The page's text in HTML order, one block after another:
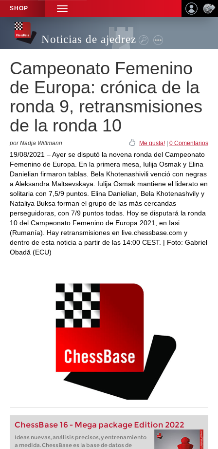
SHOP
TOGGLE
NAVIGATION
Noticias de ajedrez
Campeonato Femenino
de Europa: crónica de la
ronda 9, retransmisiones
de la ronda 10
por Nadja Wittmann Me gusta! 0 Comentarios
19/08/2021 – Ayer se disputó la novena ronda del Campeonato
Femenino de Europa. En la primera mesa, Iulija Osmak y Elina
Danielian firmaron tablas. Bela Khotenashivili venció con negras
a Aleksandra Maltsevskaya. Iulija Osmak mantiene el liderato en
solitaria con 7,5/9 puntos. Elina Danielian, Bela Khotenashvily y
Nataliya Buksa forman el grupo de las más cercandas
perseguidoras, con 7/9 puntos todas. Hoy se disputará la ronda
10 del Campeonato Femenino de Europa 2021, en Iasi
(Rumanía). Hay retransmisiones en live.chessbase.com y
dentro de esta noticia a partir de las 14:00 CEST. | Foto: Gabriel
Obadă (ECU)
ChessBase 16 - Mega package Edition 2022
Ideas nuevas, análisis precisos, y entrenamiento
a medida. ChessBase es la base de datos de